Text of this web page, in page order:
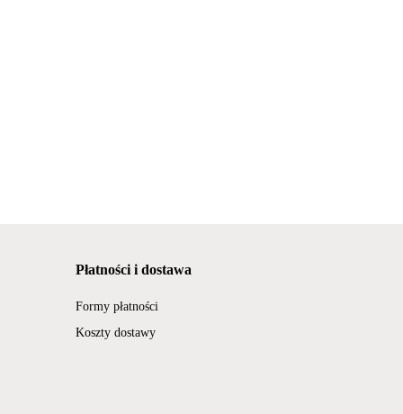
Płatności i dostawa
Formy płatności
Koszty dostawy